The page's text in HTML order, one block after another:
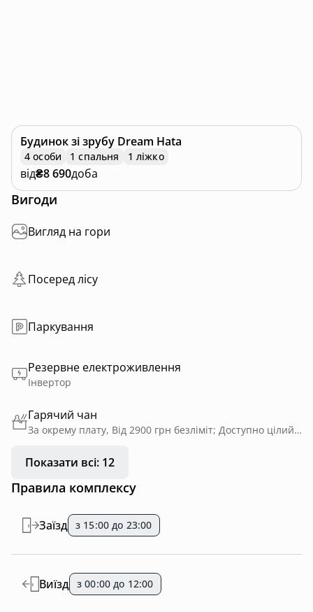
Будинок зі зрубу Dream Hata
4 особи 1 спальня 1 ліжко
від₴8 690доба
Вигоди
Вигляд на гори
Посеред лісу
Паркування
Резервне електроживлення
Інвертор
Гарячий чан
За окрему плату, Від 2900 грн безліміт; Доступно цілий рік; Приватне користування; На дровах
Показати всі: 12
Правила комплексу
Заїзд з 15:00 до 23:00
Виїзд з 00:00 до 12:00